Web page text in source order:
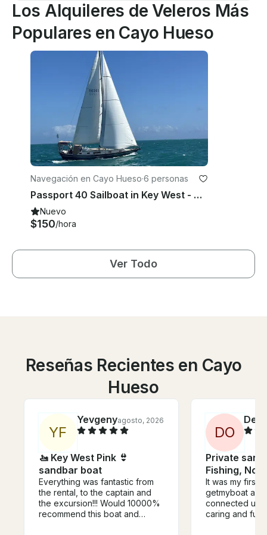
Los Alquileres de Veleros Más
Populares en Cayo Hueso
Navegación en Cayo Hueso·6 personas
Passport 40 Sailboat in Key West - Comfortable Sailing for Up to 6 Guests
Nuevo
$150/hora
Ver Todo
Reseñas Recientes en Cayo
Hueso
YF
Yevgenyagosto, 2026
🚤 Key West Pink 👙
sandbar boat
Everything was fantastic from
the rental, to the captain and
the excursion!!! Would 10000%
recommend this boat and
DO
Private
Fishing, No
It was my first
getmyboat and
connected us
caring and fun